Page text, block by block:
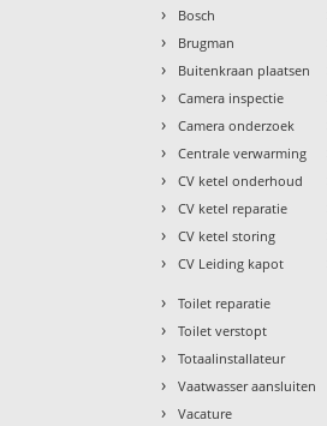
› Bosch
› Brugman
› Buitenkraan plaatsen
› Camera inspectie
› Camera onderzoek
› Centrale verwarming
› CV ketel onderhoud
› CV ketel reparatie
› CV ketel storing
› CV Leiding kapot
› Toilet reparatie
› Toilet verstopt
› Totaalinstallateur
› Vaatwasser aansluiten
› Vacature